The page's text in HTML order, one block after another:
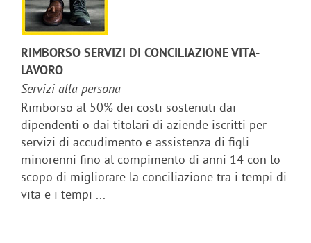
RIMBORSO SERVIZI DI CONCILIAZIONE VITA-
LAVORO
Servizi alla persona
Rimborso al 50% dei costi sostenuti dai
dipendenti o dai titolari di aziende iscritti per
servizi di accudimento e assistenza di figli
minorenni fino al compimento di anni 14 con lo
scopo di migliorare la conciliazione tra i tempi di
vita e i tempi ...